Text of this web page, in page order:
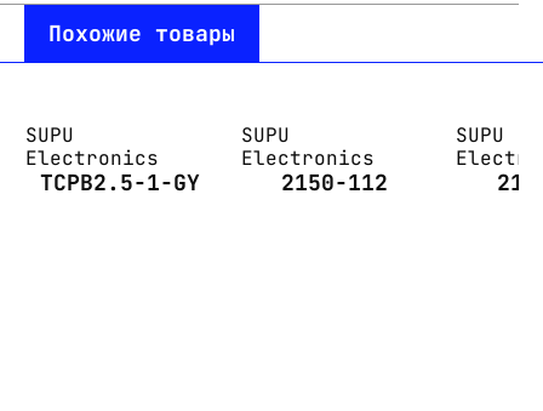
Похожие товары
SUPU
Electronics
TCPB2.5-1-GY
SUPU
Electronics
2150-112
SUPU